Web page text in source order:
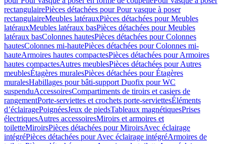
rectangulairePièces détachées pour Pour vasque à poser
rectangulaireMeubles latérauxPièces détachées pour Meubles
latérauxMeubles latéraux basPièces détachées pour Meubles
latéraux basColonnes hautesPièces détachées pour Colonnes
hautesColonnes mi-hautePièces détachées pour Colonnes mi-
hauteArmoires hautes compactesPièces détachées pour Armoires
hautes compactesAutres meublesPièces détachées pour Autres
meublesÉtagères muralesPièces détachées pour Étagères
muralesHabillages pour bâti-support Duofix pour WC
suspenduAccessoiresCompartiments de tiroirs et casiers de
rangementPorte-serviettes et crochets porte-serviettesÉléments
d’éclairagePoignéesJeux de piedsTableaux magnétiquesPrises
électriquesAutres accessoiresMiroirs et armoires et
toiletteMiroirsPièces détachées pour MiroirsAvec éclairage
intégréPièces détachées pour Avec éclairage intégréArmoires de